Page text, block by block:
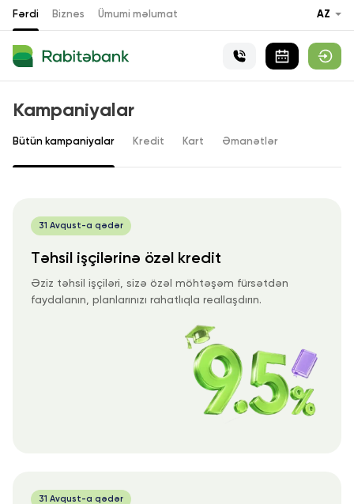
Fərdi Biznes Ümumi məlumat AZ
Kampaniyalar
Bütün kampaniyalar Kredit Kart Əmanətlər
31 Avqust-a qədər
Təhsil işçilərinə özəl kredit
Əziz təhsil işçiləri, sizə özəl möhtəşəm fürsətdən
faydalanın, planlarınızı rahatlıqla reallaşdırın.
31 Avqust-a qədər